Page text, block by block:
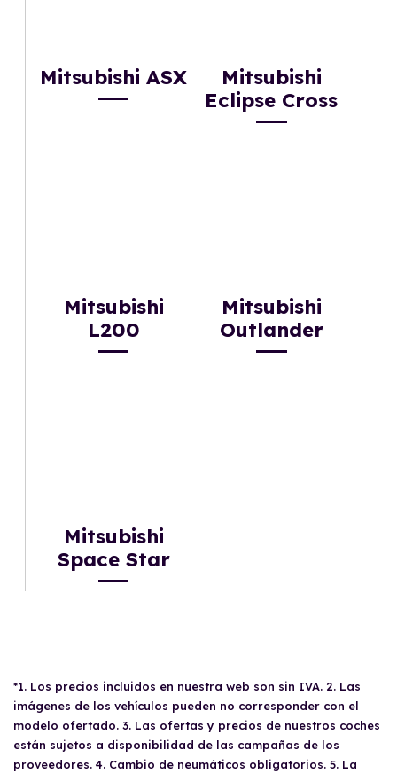
Mitsubishi ASX
Mitsubishi
Eclipse Cross
Mitsubishi
L200
Mitsubishi
Outlander
Mitsubishi
Space Star
*1. Los precios incluidos en nuestra web son sin IVA. 2. Las
imágenes de los vehículos pueden no corresponder con el
modelo ofertado. 3. Las ofertas y precios de nuestros coches
están sujetos a disponibilidad de las campañas de los
proveedores. 4. Cambio de neumáticos obligatorios. 5. La